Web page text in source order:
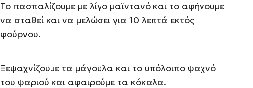
Το πασπαλίζουμε με λίγο μαϊντανό και το αφήνουμε
να σταθεί και να μελώσει για 10 λεπτά εκτός
φούρνου.
Ξεψαχνίζουμε τα μάγουλα και το υπόλοιπο ψαχνό
του ψαριού και αφαιρούμε τα κόκαλα.